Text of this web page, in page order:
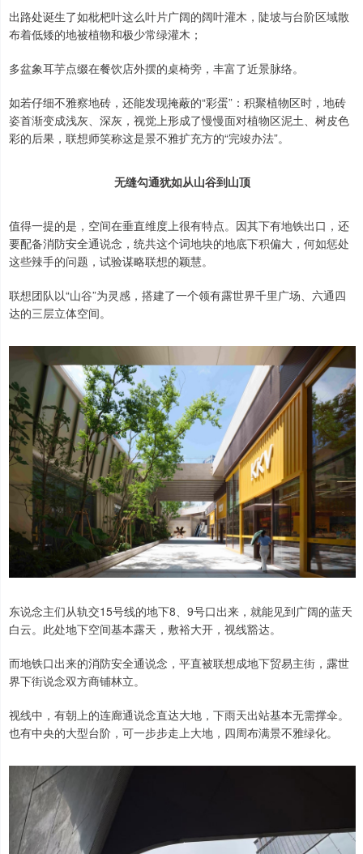
出路处诞生了如枇杷叶这么叶片广阔的阔叶灌木，陡坡与台阶区域散
布着低矮的地被植物和极少常绿灌木；
多盆象耳芋点缀在餐饮店外摆的桌椅旁，丰富了近景脉络。
如若仔细不雅察地砖，还能发现掩蔽的“彩蛋”：积聚植物区时，地砖
姿首渐变成浅灰、深灰，视觉上形成了慢慢面对植物区泥土、树皮色
彩的后果，联想师笑称这是景不雅扩充方的“完竣办法”。
无缝勾通犹如从山谷到山顶
值得一提的是，空间在垂直维度上很有特点。因其下有地铁出口，还
要配备消防安全通说念，统共这个词地块的地底下积偏大，何如惩处
这些辣手的问题，试验谋略联想的颖慧。
联想团队以“山谷”为灵感，搭建了一个领有露世界千里广场、六通四
达的三层立体空间。
东说念主们从轨交15号线的地下8、9号口出来，就能见到广阔的蓝天
白云。此处地下空间基本露天，敷裕大开，视线豁达。
而地铁口出来的消防安全通说念，平直被联想成地下贸易主街，露世
界下街说念双方商铺林立。
视线中，有朝上的连廊通说念直达大地，下雨天出站基本无需撑伞。
也有中央的大型台阶，可一步步走上大地，四周布满景不雅绿化。